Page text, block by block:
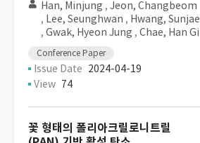
Han, Minjung , Jeon, Changbeom
, Lee, Seunghwan , Hwang, Sunjae
, Gwak, Hyeon Jung , Chae, Han Gi
Conference Paper
Issue Date 2024-04-19
View 74
꽃 형태의 폴리아크릴로니트릴